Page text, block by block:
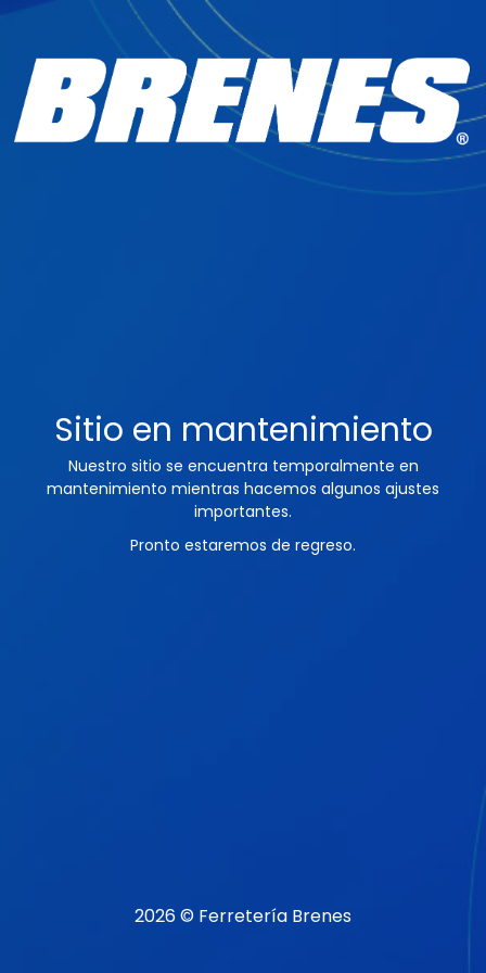
Sitio en mantenimiento
Nuestro sitio se encuentra temporalmente en
mantenimiento mientras hacemos algunos ajustes
importantes.
Pronto estaremos de regreso.
2026 © Ferretería Brenes